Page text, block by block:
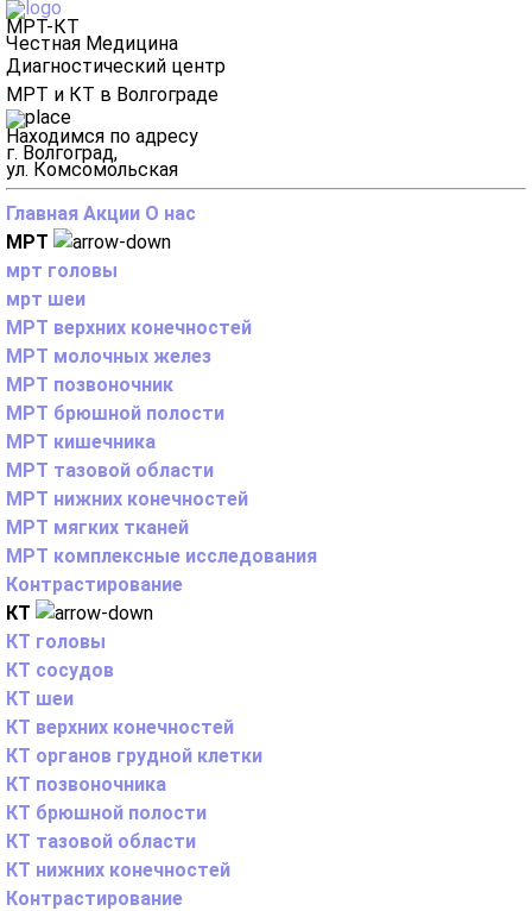
МРТ-КТ
Честная Медицина
Диагностический центр
МРТ и КТ в Волгограде
Находимся по адресу
г. Волгоград,
ул. Комсомольская
Главная Акции О нас
МРТ
мрт головы
мрт шеи
МРТ верхних конечностей
МРТ молочных желез
МРТ позвоночник
МРТ брюшной полости
МРТ кишечника
МРТ тазовой области
МРТ нижних конечностей
МРТ мягких тканей
МРТ комплексные исследования
Контрастирование
КТ
КТ головы
КТ сосудов
КТ шеи
КТ верхних конечностей
КТ органов грудной клетки
КТ позвоночника
КТ брюшной полости
КТ тазовой области
КТ нижних конечностей
Контрастирование